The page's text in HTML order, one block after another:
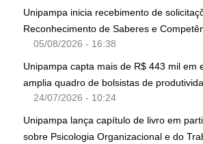
Unipampa inicia recebimento de
Reconhecimento de Saberes e
05/08/2026 - 16:38
Unipampa capta mais de R$ 443 mil em
amplia quadro de bolsistas de
24/07/2026 - 10:24
Unipampa lança capítulo de livro em
sobre Psicologia Organizacional e do